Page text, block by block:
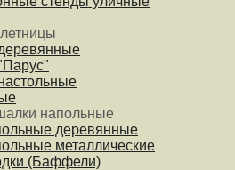
напольные
деревянные
металлические
(Баффели)